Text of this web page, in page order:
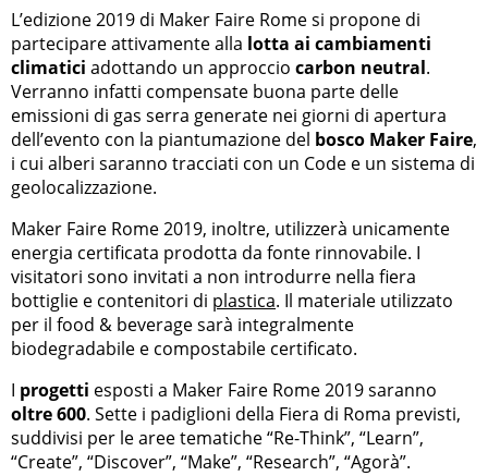
L’edizione 2019 di Maker Faire Rome si propone di
partecipare attivamente alla lotta ai cambiamenti
climatici adottando un approccio carbon neutral.
Verranno infatti compensate buona parte delle
emissioni di gas serra generate nei giorni di apertura
dell’evento con la piantumazione del bosco Maker Faire,
i cui alberi saranno tracciati con un Code e un sistema di
geolocalizzazione.
Maker Faire Rome 2019, inoltre, utilizzerà unicamente
energia certificata prodotta da fonte rinnovabile. I
visitatori sono invitati a non introdurre nella fiera
bottiglie e contenitori di plastica. Il materiale utilizzato
per il food & beverage sarà integralmente
biodegradabile e compostabile certificato.
I progetti esposti a Maker Faire Rome 2019 saranno
oltre 600. Sette i padiglioni della Fiera di Roma previsti,
suddivisi per le aree tematiche “Re-Think”, “Learn”,
“Create”, “Discover”, “Make”, “Research”, “Agorà”.